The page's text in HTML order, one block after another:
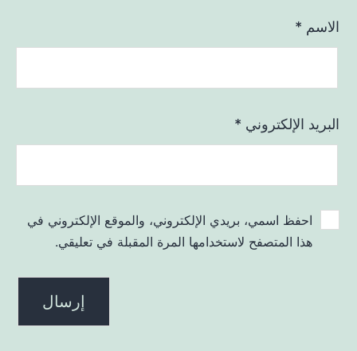
الاسم *
البريد الإلكتروني *
احفظ اسمي، بريدي الإلكتروني، والموقع الإلكتروني في
هذا المتصفح لاستخدامها المرة المقبلة في تعليقي.